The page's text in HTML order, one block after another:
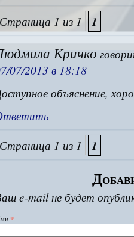
Страница 1 из 1 1
Кричко
07/2013 в 18:18
объяснение,
Страница 1 из 1
1
e-mail не будет
*